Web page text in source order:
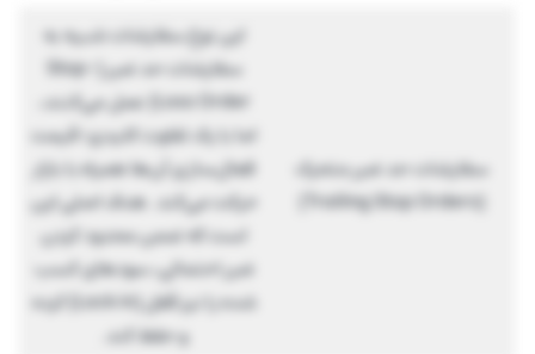
سفارشات حد ضرر متحرک
(Trailing Stop Orders)
این نوع سفارشات شبیه به
سفارشات حد ضرر (Stop-
Loss Order) عمل می‌کنند،
اما با یک تفاوت کلیدی؛ قیمت
فعال‌سازی آن‌ها همراه با بازار
حرکت می‌کند. هدف اصلی این
است که ضمن محدود کردن
ضرر احتمالی، سودهای کسب
شده را نیز قفل (Lock in) کرده
و حفظ کند.